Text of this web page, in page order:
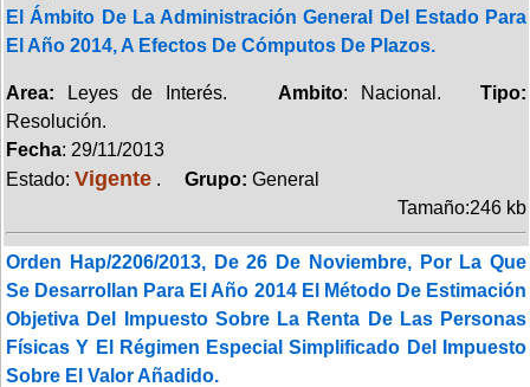
El Ámbito De La Administración General Del Estado Para
El Año 2014, A Efectos De Cómputos De Plazos.
Area: Leyes de Interés. Ambito: Nacional.Tipo:
Resolución.
Fecha: 29/11/2013
Estado: Vigente . Grupo: General
Tamaño:246 kb
Orden Hap/2206/2013, De 26 De Noviembre, Por La Que
Se Desarrollan Para El Año 2014 El Método De Estimación
Objetiva Del Impuesto Sobre La Renta De Las Personas
Físicas Y El Régimen Especial Simplificado Del Impuesto
Sobre El Valor Añadido.